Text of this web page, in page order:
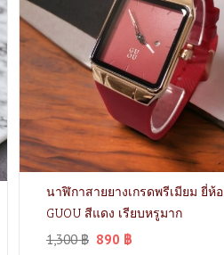
นาฬิกาสายยางเกรดพรีเมียม ยี่ห้อ
GUOU สีแดง เรียบหรูมาก
1,300฿ 890 ฿